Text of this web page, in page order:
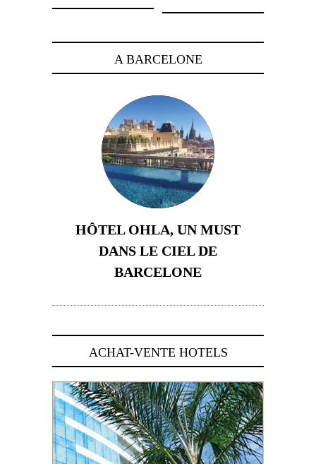
A BARCELONE
HÔTEL OHLA, UN MUST
DANS LE CIEL DE
BARCELONE
ACHAT-VENTE HOTELS